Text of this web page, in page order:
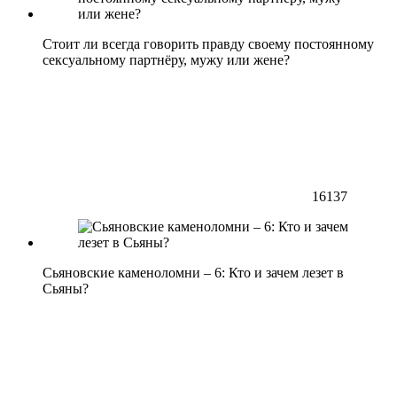
Стоит ли всегда говорить правду своему постоянному
сексуальному партнёру, мужу или жене?
16137
Сьяновские каменоломни – 6: Кто и зачем лезет в
Сьяны?